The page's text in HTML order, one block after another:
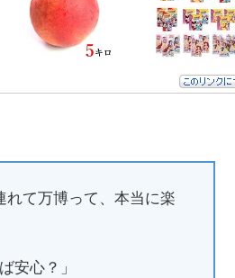
れて万博って、本当に楽
安心？」